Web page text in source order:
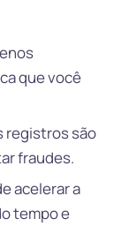
que você
registros são
fraudes.
acelerar a
tempo e